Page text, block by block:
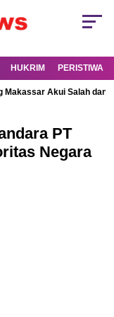
HUKRIM PERISTIWA
Makassar Akui Salah dan
PT
Negara